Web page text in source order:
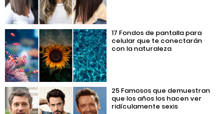
17 Fondos de pantalla para
celular que te conectarán
con la naturaleza
25 Famosos que demuestran
que los años los hacen ver
ridículamente sexis